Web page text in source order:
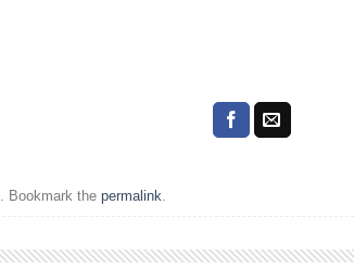
. Bookmark the permalink